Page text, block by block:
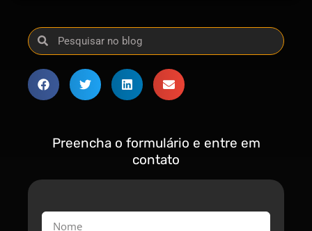
Preencha o formulário e entre em
contato